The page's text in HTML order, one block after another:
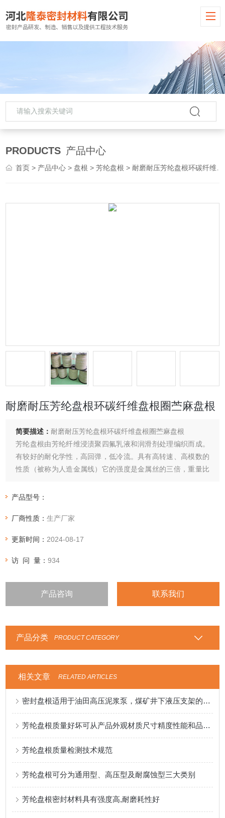
PRODUCTS 产品中心
首页 > 产品中心 > 盘根 >芳纶盘根 > 耐磨耐压芳纶盘根环碳纤维盘根圈苎麻盘根
耐磨耐压芳纶盘根环碳纤维盘根圈苎麻盘根
简要描述： 耐磨耐压芳纶盘根环碳纤维盘根圈苎麻盘根
芳纶盘根由芳纶纤维浸渍聚四氟乳液和润滑剂处理编织而成。
有较好的耐化学性，高回弹，低冷流。具有高转速、高模数的
性质（被称为人造金属线）它的强度是金属丝的三倍，重量比
结晶介质和更高的温度既可单独使用也可与其它盘根组合。在
产品型号：
厂商性质：生产厂家
更新时间： 2024-08-17
访 问 量：934
产品咨询 联系我们
产品分类 PRODUCT CATEGORY
相关文章 RELATED ARTICLES
密封盘根适用于油田高压泥浆泵，煤矿井下液压支架的盘根
芳纶盘根质量好坏可从产品外观材质尺寸精度性能和品牌来入手
芳纶盘根质量检测技术规范
芳纶盘根可分为通用型、高压型及耐腐蚀型三大类别
芳纶盘根密封材料具有强度高,耐磨耗性好